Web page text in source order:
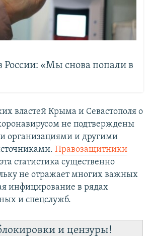
России: «Мы снова попали в
властей Крыма и Севастополя о
не подтверждены
организациями и другими
Правозащитники
статистика существенно
не отражает многих важных
инфицирование в рядах
и спецслужб.​
и цензуры!